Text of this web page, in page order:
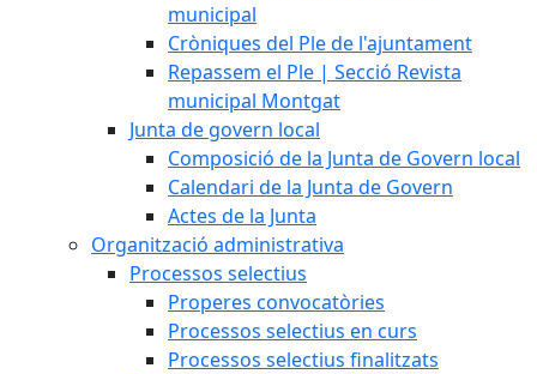
municipal
Cròniques del Ple de l'ajuntament
Repassem el Ple | Secció Revista
municipal Montgat
Junta de govern local
Composició de la Junta de Govern local
Calendari de la Junta de Govern
Actes de la Junta
Organització administrativa
Processos selectius
Properes convocatòries
Processos selectius en curs
Processos selectius finalitzats